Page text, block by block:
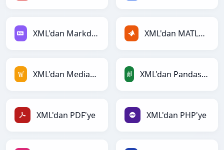
XML'dan Markdown'ye XML'dan MATLAB'ye
XML'dan MediaWiki'ye XML'dan PandasDataFrame'ye
XML'dan PDF'ye XML'dan PHP'ye